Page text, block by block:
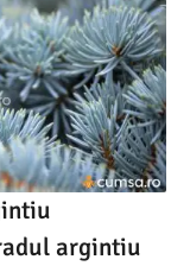
argintiu